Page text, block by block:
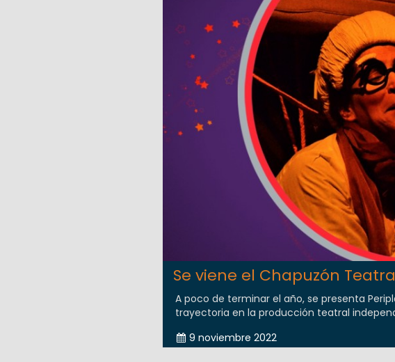
Se viene el Chapuzón
A poco de terminar el año, se presenta
trayectoria en la producción teatral
9 noviembre 2022